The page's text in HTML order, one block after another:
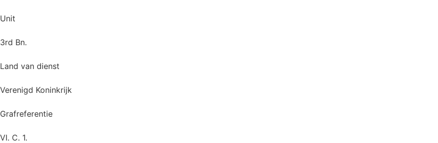
Unit
3rd Bn.
Land van dienst
Verenigd Koninkrijk
Grafreferentie
VI. C. 1.